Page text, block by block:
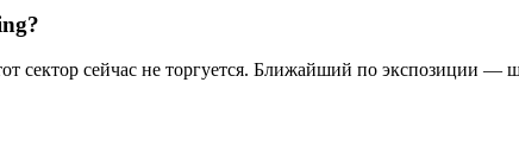
сектор сейчас не торгуется. Ближайший по